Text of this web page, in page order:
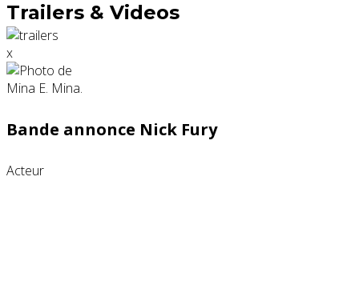
Trailers & Videos
x
Bande annonce Nick Fury
Acteur